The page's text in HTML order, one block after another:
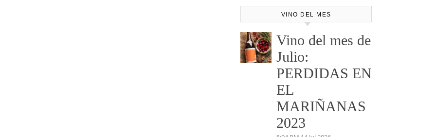
VINO DEL MES
Vino del mes de
Julio:
PERDIDAS EN
EL
MARIÑANAS
2023